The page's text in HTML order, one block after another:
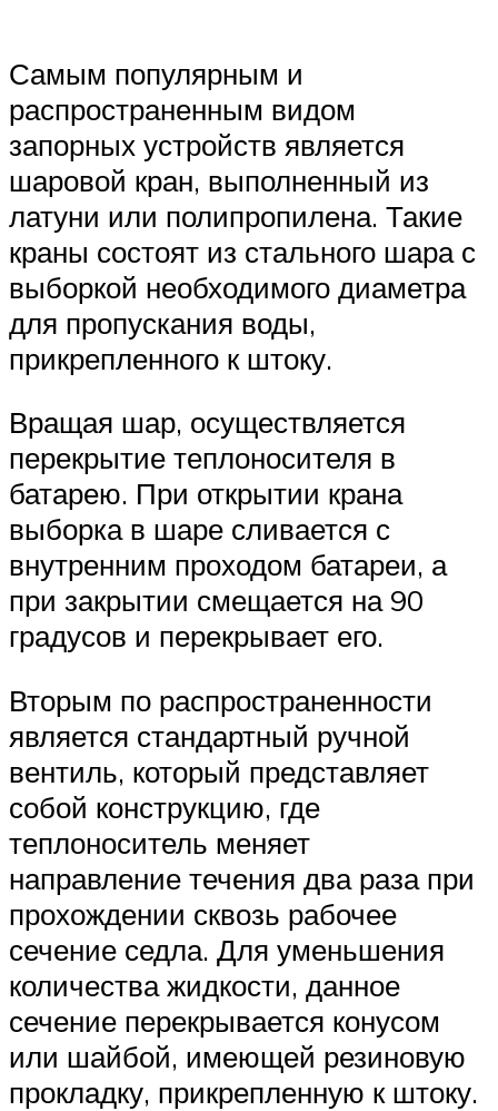
Самым популярным и
распространенным видом
запорных устройств является
шаровой кран, выполненный из
латуни или полипропилена. Такие
краны состоят из стального шара с
выборкой необходимого диаметра
для пропускания воды,
прикрепленного к штоку.
Вращая шар, осуществляется
перекрытие теплоносителя в
батарею. При открытии крана
выборка в шаре сливается с
внутренним проходом батареи, а
при закрытии смещается на 90
градусов и перекрывает его.
Вторым по распространенности
является стандартный ручной
вентиль, который представляет
собой конструкцию, где
теплоноситель меняет
направление течения два раза при
прохождении сквозь рабочее
сечение седла. Для уменьшения
количества жидкости, данное
сечение перекрывается конусом
или шайбой, имеющей резиновую
прокладку, прикрепленную к штоку.